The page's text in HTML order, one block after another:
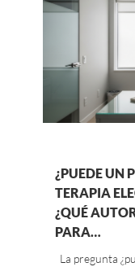
¿PUEDE UN
TERAPIA
¿QUÉ
PARA…
La pregunta